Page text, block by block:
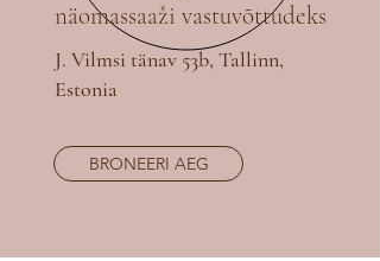
näomassaaži vastuvõttudeks
J. Vilmsi tänav 53b, Tallinn,
Estonia
BRONEERI AEG